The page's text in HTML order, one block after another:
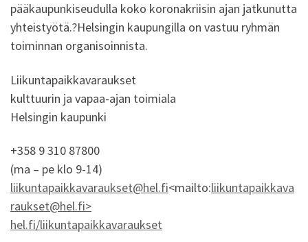
pääkaupunkiseudulla koko koronakriisin ajan jatkunutta
yhteistyötä.?Helsingin kaupungilla on vastuu ryhmän
toiminnan organisoinnista.
Liikuntapaikkavaraukset
kulttuurin ja vapaa-ajan toimiala
Helsingin kaupunki
+358 9 310 87800
(ma – pe klo 9-14)
liikuntapaikkavaraukset@hel.fi<mailto:liikuntapaikkava
raukset@hel.fi>
hel.fi/liikuntapaikkavaraukset